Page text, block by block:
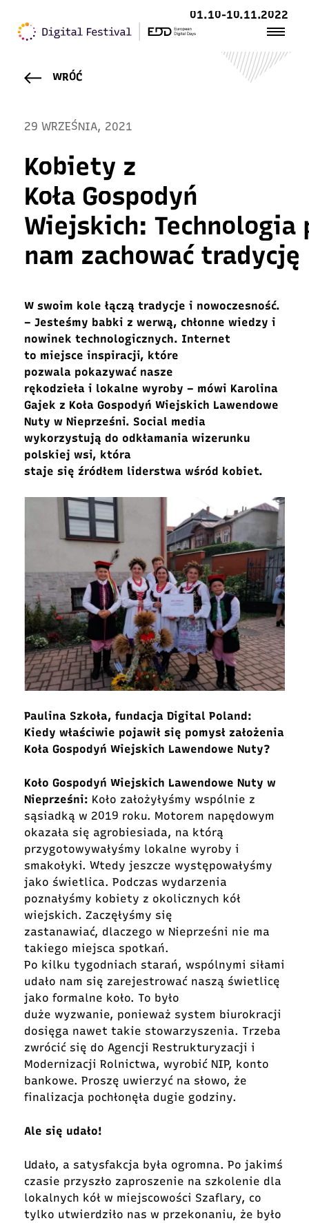
01.10-10.11.2022
WRÓĆ
29 WRZEŚNIA, 2021
Kobiety z
Koła Gospodyń
Wiejskich: Technologia
nam zachować tradycję
W swoim kole łączą tradycje i nowoczesność.
– Jesteśmy babki z werwą, chłonne wiedzy i
nowinek technologicznych. Internet
to miejsce inspiracji, które
pozwala pokazywać nasze
rękodzieła i lokalne wyroby – mówi Karolina
Gajek z Koła Gospodyń Wiejskich Lawendowe
Nuty w Nieprześni. Social media
wykorzystują do odkłamania wizerunku
polskiej wsi, która
staje się źródłem liderstwa wśród kobiet.
Paulina Szkoła, fundacja Digital Poland:
Kiedy właściwie pojawił się pomysł założenia
Koła Gospodyń Wiejskich Lawendowe Nuty?
Koło Gospodyń Wiejskich Lawendowe Nuty w
Nieprześni: Koło założyłyśmy wspólnie z
sąsiadką w 2019 roku. Motorem napędowym
okazała się agrobiesiada, na którą
przygotowywałyśmy lokalne wyroby i
smakołyki. Wtedy jeszcze występowałyśmy
jako świetlica. Podczas wydarzenia
poznałyśmy kobiety z okolicznych kół
wiejskich. Zaczęłyśmy się
zastanawiać, dlaczego w Nieprześni nie ma
takiego miejsca spotkań.
Po kilku tygodniach starań, wspólnymi siłami
udało nam się zarejestrować naszą świetlicę
jako formalne koło. To było
duże wyzwanie, ponieważ system biurokracji
dosięga nawet takie stowarzyszenia. Trzeba
zwrócić się do Agencji Restrukturyzacji i
Modernizacji Rolnictwa, wyrobić NIP, konto
bankowe. Proszę uwierzyć na słowo, że
finalizacja pochłonęła dugie godziny.
Ale się udało!
Udało, a satysfakcja była ogromna. Po jakimś
czasie przyszło zaproszenie na szkolenie dla
lokalnych kół w miejscowości Szaflary, co
tylko utwierdziło nas w przekonaniu, że było